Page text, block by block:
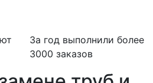
За год выполнили более
3000 заказов